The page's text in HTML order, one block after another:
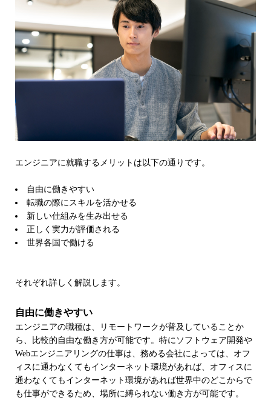
エンジニアに就職するメリットは以下の通りです。
自由に働きやすい
転職の際にスキルを活かせる
新しい仕組みを生み出せる
正しく実力が評価される
世界各国で働ける
それぞれ詳しく解説します。
自由に働きやすい
エンジニアの職種は、リモートワークが普及していることか
ら、比較的自由な働き方が可能です。特にソフトウェア開発や
Webエンジニアリングの仕事は、務める会社によっては、オフ
ィスに通わなくてもインターネット環境があれば、オフィスに
通わなくてもインターネット環境があれば世界中のどこからで
も仕事ができるため、場所に縛られない働き方が可能です。